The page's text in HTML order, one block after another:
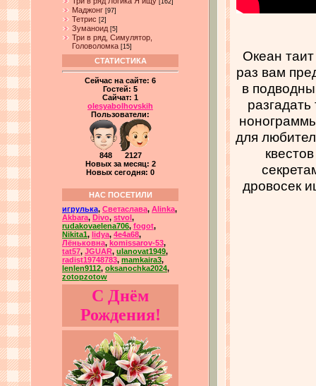
Маджонг [97]
Тетрис [2]
Зуманоид [5]
Три в ряд, Симулятор,
Головоломка [15]
СТАТИСТИКА
Сейчас на сайте: 6
Гостей: 5
Сайчат: 1
olesyabolhovskih
Пользователи:
848 2127
Новых за месяц: 2
Новых сегодня: 0
НАС ПОСЕТИЛИ
игрулька, Светаслава, Alinka,
Akbara, Divo, stvol ,
rudakovaelena706, fogot,
Nikita1, lidya, 4e4a68,
Лёньковна, komissarov-53,
tat57, JGUAR, ulanovat1949,
radist19748783, mamkaira3,
lenlen9112, oksanochka2024,
zotopzotow
С Днём
Рождения!
Океан
раз вам
в
для
дровосек